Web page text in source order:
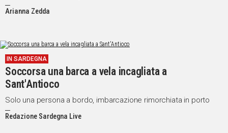
Arianna Zedda
IN SARDEGNA
Soccorsa una barca a vela incagliata a
Sant'Antioco
Solo una persona a bordo, imbarcazione rimorchiata in porto
Redazione Sardegna Live